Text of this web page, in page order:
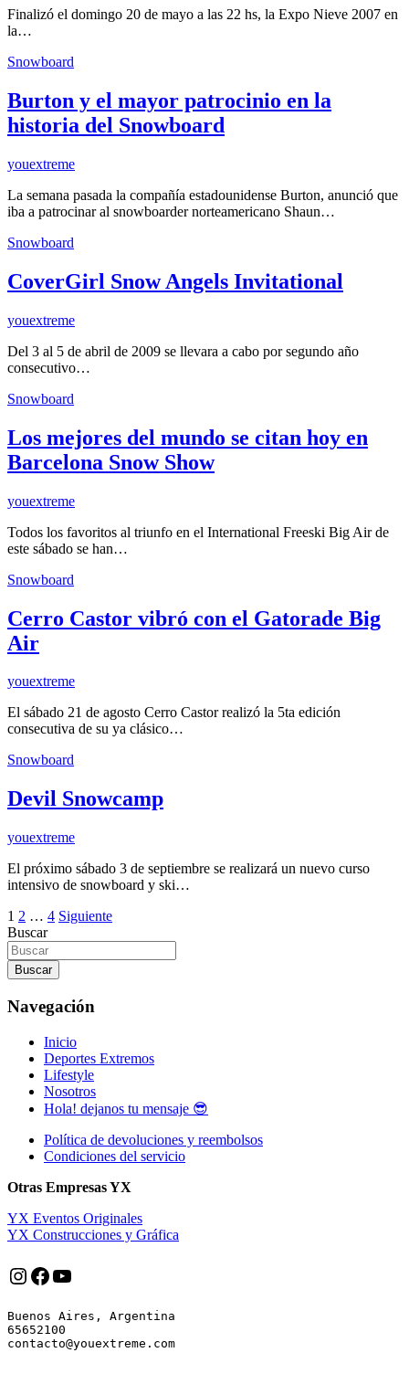
Finalizó el domingo 20 de mayo a las 22 hs, la Expo Nieve 2007 en
la…
Snowboard
Burton y el mayor patrocinio en la
historia del Snowboard
youextreme
La semana pasada la compañía estadounidense Burton, anunció que
iba a patrocinar al snowboarder norteamericano Shaun…
Snowboard
CoverGirl Snow Angels Invitational
youextreme
Del 3 al 5 de abril de 2009 se llevara a cabo por segundo año
consecutivo…
Snowboard
Los mejores del mundo se citan hoy en
Barcelona Snow Show
youextreme
Todos los favoritos al triunfo en el International Freeski Big Air de
este sábado se han…
Snowboard
Cerro Castor vibró con el Gatorade Big
Air
youextreme
El sábado 21 de agosto Cerro Castor realizó la 5ta edición
consecutiva de su ya clásico…
Snowboard
Devil Snowcamp
youextreme
El próximo sábado 3 de septiembre se realizará un nuevo curso
intensivo de snowboard y ski…
Paginación
de
entradas
1 2 … 4 Siguiente
Buscar
Buscar
Navegación
Inicio
Deportes Extremos
Lifestyle
Nosotros
Hola! dejanos tu mensaje 😎
Política de devoluciones y reembolsos
Condiciones del servicio
Otras Empresas YX
YX Eventos Originales
YX Construcciones y Gráfica
Instagram
Facebook
YouTube
Buenos Aires, Argentina
65652100